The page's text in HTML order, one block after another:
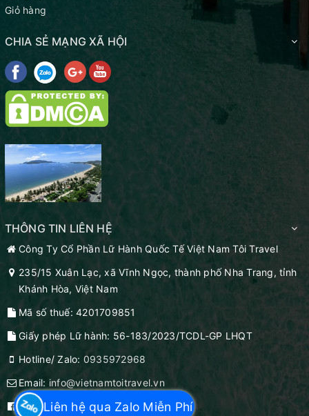
Giỏ hàng
CHIA SẺ MẠNG XÃ HỘI
THÔNG TIN LIÊN HỆ
Công Ty Cổ Phần Lữ Hành Quốc Tế Việt Nam Tôi Travel
235/15 Xuân Lạc, xã Vĩnh Ngọc, thành phố Nha Trang, tỉnh
Khánh Hòa, Việt Nam
Mã số thuế: 4201709851
Giấy phép Lữ hành: 56-183/2023/TCDL-GP LHQT
Hotline/ Zalo: 0935972968
Email: info@vietnamtoitravel.vn
Facebook: vietnamtoitravel
Liên hệ qua Zalo Miễn Phí